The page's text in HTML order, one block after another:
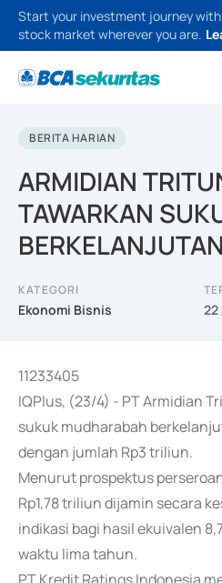
Start your investment journey
stock market wherever you are.
BERITA HARIAN
ARMIDIAN
TAWARKAN
KATEGORI
Ekonomi Bisnis 22
11233405
IQPlus, (23/4) - PT Armidian
sukuk mudharabah
dengan jumlah Rp3 triliun.
Menurut prospektus
Rp1,78 triliun dijamin secara
indikasi bagi hasil ekuivalen
waktu lima tahun.